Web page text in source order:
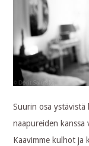
Suurin osa ystävistä
naapureiden kanssa
Kaavimme kulhot ja